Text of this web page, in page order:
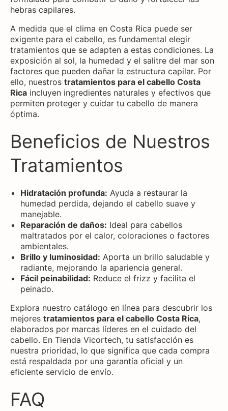
hebras capilares.
A medida que el clima en Costa Rica puede ser
exigente para el cabello, es fundamental elegir
tratamientos que se adapten a estas condiciones. La
exposición al sol, la humedad y el salitre del mar son
factores que pueden dañar la estructura capilar. Por
ello, nuestros tratamientos para el cabello Costa
Rica incluyen ingredientes naturales y efectivos que
permiten proteger y cuidar tu cabello de manera
óptima.
Beneficios de Nuestros
Tratamientos
Hidratación profunda: Ayuda a restaurar la
humedad perdida, dejando el cabello suave y
manejable.
Reparación de daños: Ideal para cabellos
maltratados por el calor, coloraciones o factores
ambientales.
Brillo y luminosidad: Aporta un brillo saludable y
radiante, mejorando la apariencia general.
Fácil peinabilidad: Reduce el frizz y facilita el
peinado.
Explora nuestro catálogo en línea para descubrir los
mejores tratamientos para el cabello Costa Rica,
elaborados por marcas líderes en el cuidado del
cabello. En Tienda Vicortech, tu satisfacción es
nuestra prioridad, lo que significa que cada compra
está respaldada por una garantía oficial y un
eficiente servicio de envío.
FAQ